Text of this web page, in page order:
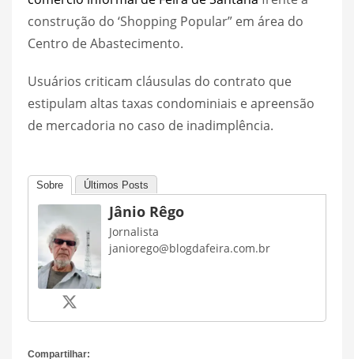
construção do ‘Shopping Popular” em área do
Centro de Abastecimento.
Usuários criticam cláusulas do contrato que
estipulam altas taxas condominiais e apreensão
de mercadoria no caso de inadimplência.
Sobre Últimos Posts
Jânio Rêgo
Jornalista
janiorego@blogdafeira.com.br
Compartilhar: